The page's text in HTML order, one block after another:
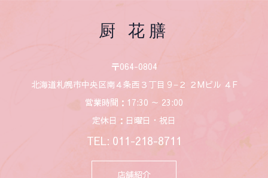
厨 花膳
〒064-0804
北海道札幌市中央区南４条西３丁目９−２ ２Mビル ４F
営業時間：17:30 ～ 23:00
定休日：日曜日・祝日
TEL: 011-218-8711
店舗紹介